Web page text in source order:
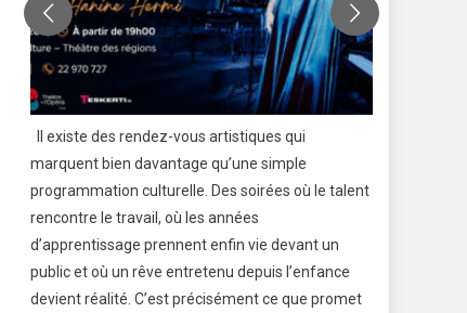
Il existe des rendez-vous artistiques qui
marquent bien davantage qu’une simple
programmation culturelle. Des soirées où le talent
rencontre le travail, où les années
d’apprentissage prennent enfin vie devant un
public et où un rêve entretenu depuis l’enfance
devient réalité. C’est précisément ce que promet